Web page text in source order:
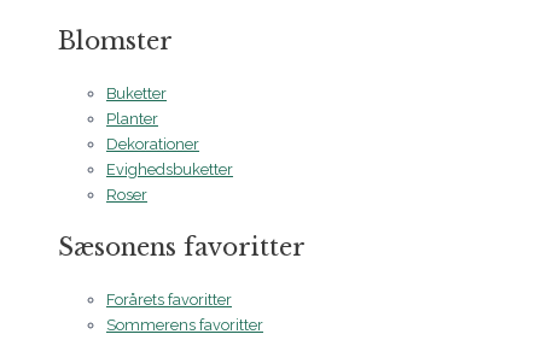
Blomster
Buketter
Planter
Dekorationer
Evighedsbuketter
Roser
Sæsonens favoritter
Forårets favoritter
Sommerens favoritter